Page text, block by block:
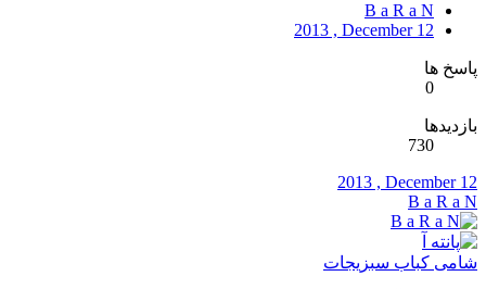
B a R a N
2013 , December 12
پاسخ ها
0
بازدیدها
730
2013 , December 12
B a R a N
شامی کباب سبزیجات